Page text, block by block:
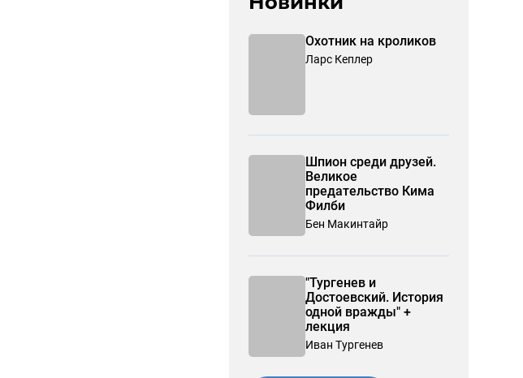
Охотник на кроликов
Ларс Кеплер
Шпион среди друзей.
Великое
предательство Кима
Филби
Бен Макинтайр
"Тургенев и
Достоевский. История
одной вражды" +
лекция
Иван Тургенев